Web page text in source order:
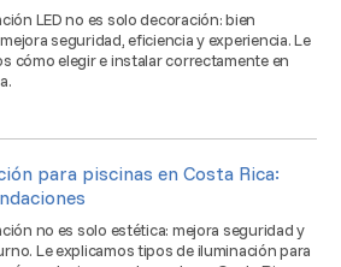
LED no es solo decoración: bien
seguridad, eficiencia y experiencia. Le
cómo elegir e instalar correctamente en
para piscinas en Costa Rica:
no es solo estética: mejora seguridad y
Le explicamos tipos de iluminación para